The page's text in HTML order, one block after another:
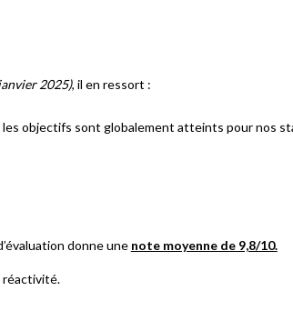
2025), il en ressort :
les objectifs sont globalement atteints pour nos
donne une note moyenne de 9,8/10.
réactivité.